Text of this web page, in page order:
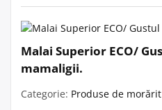
Malai Superior ECO/
mamaligii.
Categorie: Produse de